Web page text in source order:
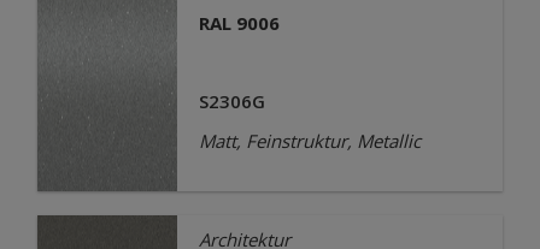
RAL 9006
S2306G
Matt, Feinstruktur, Metallic
Architektur